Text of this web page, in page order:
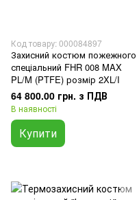
Код товару: 000084897
Захисний костюм пожежного
спеціальний FHR 008 MAX
PL/M (PTFE) розмір 2XL/I
64 800.00 грн. з ПДВ
В наявності
Купити